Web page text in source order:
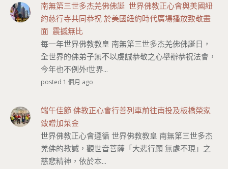
南無第三世多杰羌佛佛誕 世界佛教正心會與美國紐
約慈行寺共同恭祝 於美國紐約時代廣場播放致敬畫
面 震撼無比
每一年世界佛教教皇 南無第三世多杰羌佛佛誕日，
全世界的佛弟子無不以虔誠恭敬之心舉辦恭祝法會，
今年也不例外!世界...
posted 1 個月 ago
端午佳節 佛教正心會行善列車前往南投及板橋榮家
致贈加菜金
世界佛教正心會遵循 世界佛教教皇 南無第三世多杰
羌佛的教誡，觀世音菩薩「大悲行願 無處不現」之
慈悲精神，依於本...